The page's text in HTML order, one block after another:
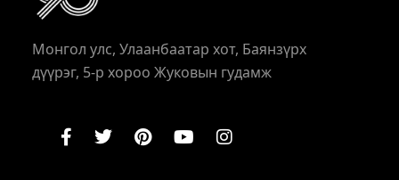
Монгол улс, Улаанбаатар хот, Баянзүрх
дүүрэг, 5-р хороо Жуковын гудамж